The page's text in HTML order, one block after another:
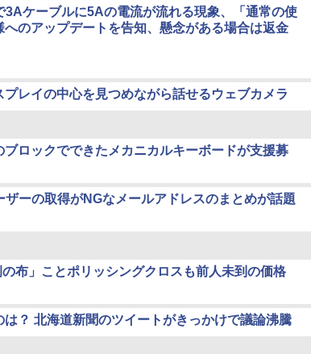
ケーブルに5Aの電流が流れる現象、「通常の使
のアップデートを告知、懸念がある場合は返金
レイの中心を見つめながら話せるウェブカメラ
ロックでできたメカニカルキーボードが支援募
ーの取得がNGなメールアドレスのまとめが話題
布」ことポリッシングクロスも前人未到の価格
は？ 北海道新聞のツイートがきっかけで議論沸騰